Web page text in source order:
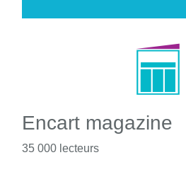
Encart magazine
35 000 lecteurs